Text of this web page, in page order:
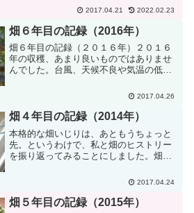
に、じゃがいも・トウモロコシ・枝豆・
に挑戦しました。この時は...
2017.04.21 2022.02.23
畑６年目の記録（2016年）
畑６年目の記録（２０１６年）２０１６
年の収穫、あまり良いものではありませ
んでした。台風、天候不良や気温の低さ
じゃがいもなんて、３割近くが腐ってい
はじける腐りじゃがいもの...
2017.04.26
畑４年目の記録（2014年）
本格的な畑いじりは、あともうちょっと
先。というわけで、私と畑のヒストリー
を振り返ってみることにしました。畑４
収穫も上々でした。トマトもコロコロた
き忘れてきたみたいに酸っ...
2017.04.24
畑５年目の記録（2015年）